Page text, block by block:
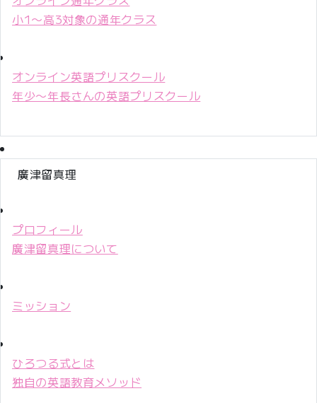
小1〜高3対象の通年クラス
オンライン英語プリスクール
年少〜年長さんの英語プリスクール
廣津留真理
プロフィール
廣津留真理について
ミッション
ひろつる式とは
独自の英語教育メソッド